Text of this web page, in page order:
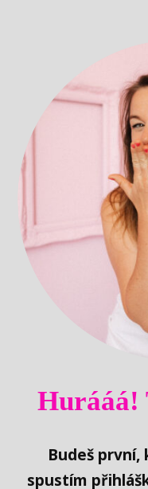
Hurááá!
Budeš první,
spustím